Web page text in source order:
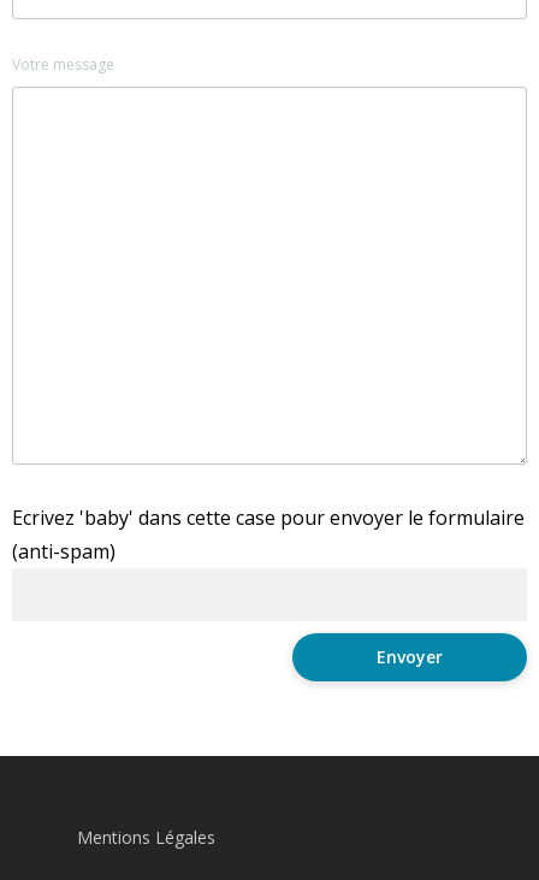
Votre message
Ecrivez 'baby' dans cette case pour envoyer le formulaire
(anti-spam)
Mentions Légales